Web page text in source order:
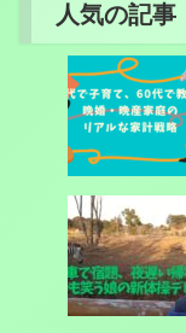
人気の記事